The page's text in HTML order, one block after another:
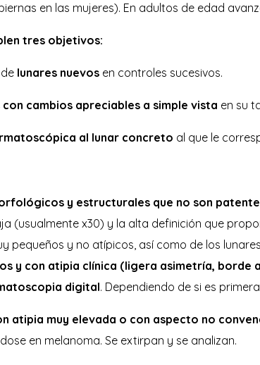
en las mujeres). En adultos de edad
tres objetivos:
lunares nuevos en controles sucesivos.
con cambios apreciables a simple vista en su
al lunar concreto al que le
y estructurales que no son
(usualmente x30) y la alta definición que
pequeños y no atípicos, así como de los
y con atipia clínica (ligera asimetría,
digital. Dependiendo de si es
atipia muy elevada o con aspecto no
en melanoma. Se extirpan y se analizan.